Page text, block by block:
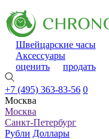
Швейцарские часы
Аксессуары
оценить
продать
+7 (495) 363-83-56 0
Москва
Москва
Санкт-Петербург
Рубли Доллары